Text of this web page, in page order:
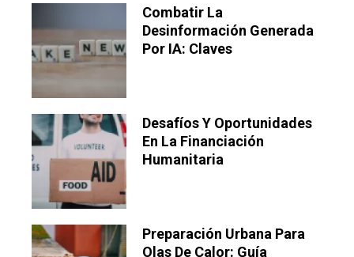
Combatir La
Desinformación Generada
Por IA: Claves
Desafíos Y Oportunidades
En La Financiación
Humanitaria
Preparación Urbana Para
Olas De Calor: Guía